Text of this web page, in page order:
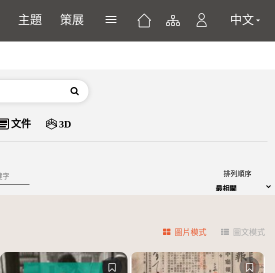
主題 策展 展開或關閉主選單 中文
搜尋
文件 3D
排列順序
圖片模式 圖文模式